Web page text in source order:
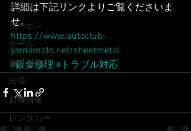
お客様
クーポン
セール
損害保険
出張
お得情報
レンタカー
詳細は下記リンクよりご覧くださいま
せ。
https://www.autoclub-
yamamoto.net/sheetmetal
#鈑金修理 #トラブル対応